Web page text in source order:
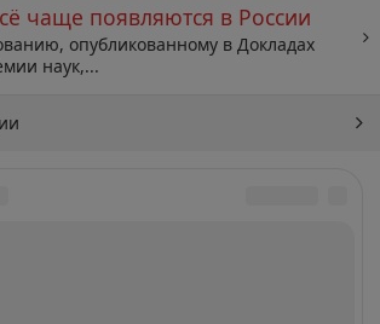
чаще появляются в России
опубликованному в Докладах
наук,...